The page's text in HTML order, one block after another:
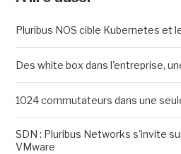
Pluribus NOS cible Kubernetes et
Des white box dans l'entreprise,
1024 commutateurs dans une
SDN : Pluribus Networks s'invite
VMware